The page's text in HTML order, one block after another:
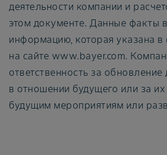
деятельности компании и
этом документе. Данные факты
информацию, которая указана в
на сайте www.bayer.com.
ответственность за
в отношении будущего или за их
будущим мероприятиям или